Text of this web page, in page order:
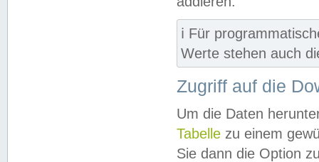
ℹ️ Für
Werte stehen auch
Zugriff auf die
Um die Daten
Tabelle zu einem
Sie dann die Option